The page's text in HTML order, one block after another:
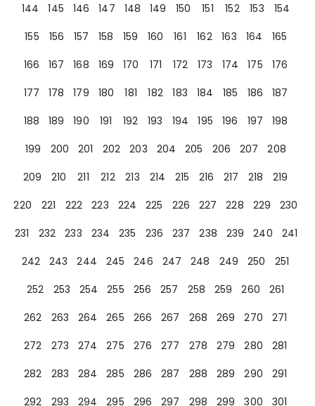
144
145 146 147 148 149 150 151 152 153
154
155
156 157 158 159 160 161 162 163 164
165
166
167 168 169 170 171 172 173 174 175
176
177
178 179 180 181 182 183 184 185 186
187
188
189 190 191 192 193 194 195 196 197
198
199
200 201 202 203 204 205 206 207
208
209
210 211 212 213 214 215 216 217 218
219
220
221 222 223 224 225 226 227 228 229
230
231
232 233 234 235 236 237 238 239 240
241
242
243 244 245 246 247 248 249 250
251
252
253 254 255 256 257 258 259 260
261
262
263 264 265 266 267 268 269 270
271
272
273 274 275 276 277 278 279 280
281
282
283 284 285 286 287 288 289 290
291
292
293 294 295 296 297 298 299 300 301